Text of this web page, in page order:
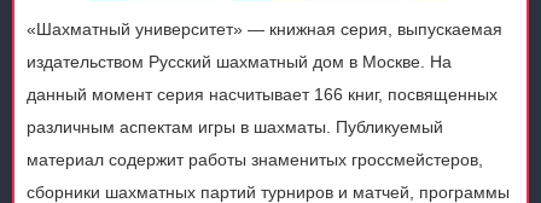
«Шахматный университет» — книжная серия, выпускаемая
издательством Русский шахматный дом в Москве. На
данный момент серия насчитывает 166 книг, посвященных
различным аспектам игры в шахматы. Публикуемый
материал содержит работы знаменитых гроссмейстеров,
сборники шахматных партий турниров и матчей, программы